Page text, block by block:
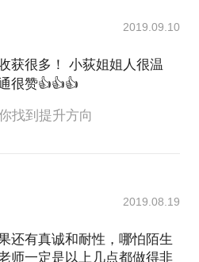
2019.09.10
获很多！ 小荻姐姐人很温
很赞👍👍👍
找到提升方向
2019.08.19
还有真诚和耐性，哪怕陌生
师一定是以上几点都做得非